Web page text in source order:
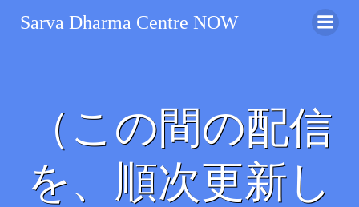
ン
へ
ス
キ
ッ
プ
Sarva Dharma Centre NOW
（この間の配信
を、順次更新し